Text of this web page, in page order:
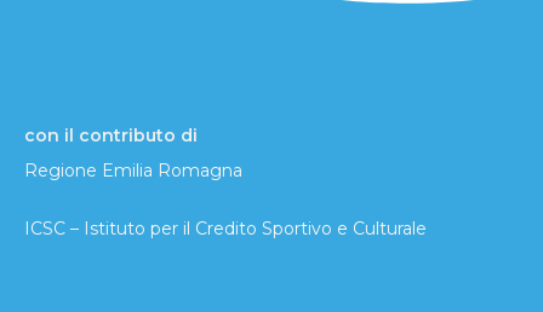
con il contributo di
Regione Emilia Romagna
ICSC – Istituto per il Credito Sportivo e Culturale